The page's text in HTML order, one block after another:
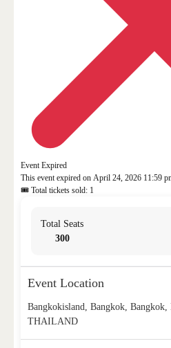
Event Expired
This event expired on April 24, 2026 11:59
🎟 Total tickets sold: 1
Total Seats
300
Event Location
Bangkokisland, Bangkok, Bangkok,
THAILAND